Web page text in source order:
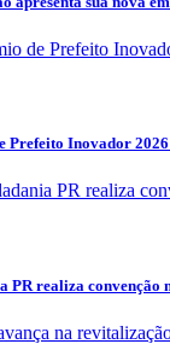
Prefeito Inovador
PR realiza convenção